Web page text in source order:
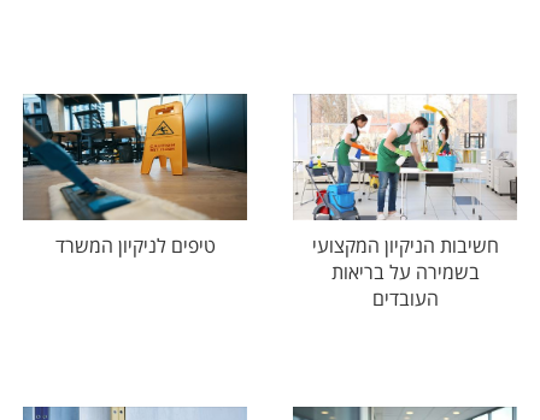
חשיבות הניקיון המקצועי
בשמירה על בריאות
העובדים
טיפים לניקיון המשרד